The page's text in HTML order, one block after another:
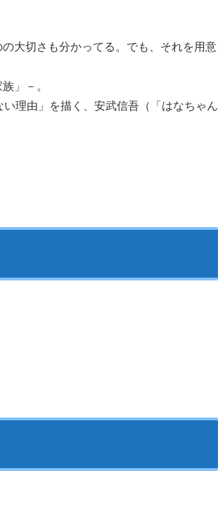
大切さも分かってる。でも、それを用意
」－。
理由」を描く、安武信吾（「はなちゃん